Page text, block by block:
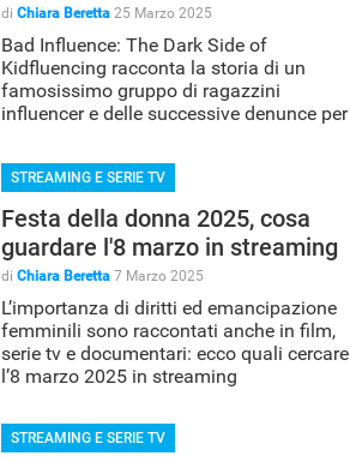
di Chiara Beretta 25 Marzo 2025
Bad Influence: The Dark Side of
Kidfluencing racconta la storia di un
famosissimo gruppo di ragazzini
influencer e delle successive denunce per
STREAMING E SERIE TV
Festa della donna 2025, cosa
guardare l'8 marzo in streaming
di Chiara Beretta 7 Marzo 2025
L’importanza di diritti ed emancipazione
femminili sono raccontati anche in film,
serie tv e documentari: ecco quali cercare
l’8 marzo 2025 in streaming
STREAMING E SERIE TV